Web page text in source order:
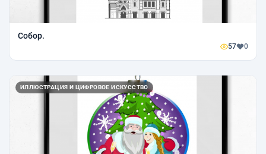
Собор.
57 0
ИЛЛЮСТРАЦИЯ И ЦИФРОВОЕ ИСКУССТВО